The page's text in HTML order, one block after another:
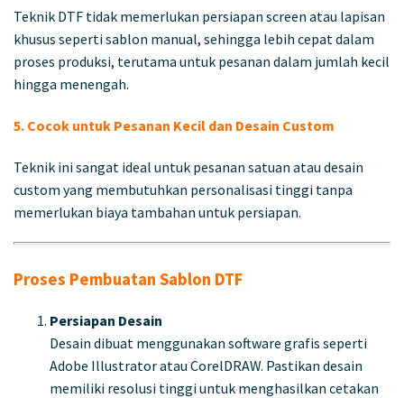
Teknik DTF tidak memerlukan persiapan screen atau lapisan
khusus seperti sablon manual, sehingga lebih cepat dalam
proses produksi, terutama untuk pesanan dalam jumlah kecil
hingga menengah.
5. Cocok untuk Pesanan Kecil dan Desain Custom
Teknik ini sangat ideal untuk pesanan satuan atau desain
custom yang membutuhkan personalisasi tinggi tanpa
memerlukan biaya tambahan untuk persiapan.
Proses Pembuatan Sablon DTF
Persiapan Desain
Desain dibuat menggunakan software grafis seperti
Adobe Illustrator atau CorelDRAW. Pastikan desain
memiliki resolusi tinggi untuk menghasilkan cetakan